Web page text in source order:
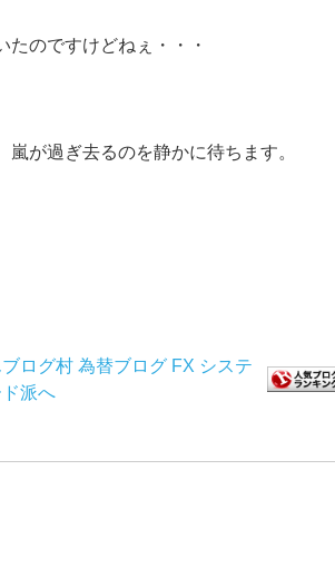
のですけどねぇ・・・
が過ぎ去るのを静かに待ちます。